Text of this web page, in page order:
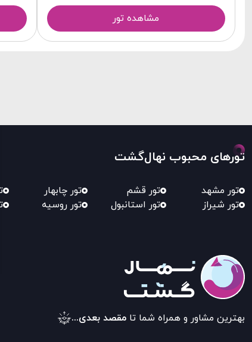
مشاهده تور
تورهای محبوب نهال‌گشت
تور مشهد تور قشم تور چابهار
تور شیراز
تور استانبول تور روسیه
بهترین مشاور و همراه شما تا مقصد بعدی...